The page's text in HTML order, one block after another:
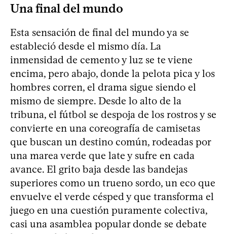
Una final del mundo
Esta sensación de final del mundo ya se
estableció desde el mismo día. La
inmensidad de cemento y luz se te viene
encima, pero abajo, donde la pelota pica y los
hombres corren, el drama sigue siendo el
mismo de siempre. Desde lo alto de la
tribuna, el fútbol se despoja de los rostros y se
convierte en una coreografía de camisetas
que buscan un destino común, rodeadas por
una marea verde que late y sufre en cada
avance. El grito baja desde las bandejas
superiores como un trueno sordo, un eco que
envuelve el verde césped y que transforma el
juego en una cuestión puramente colectiva,
casi una asamblea popular donde se debate